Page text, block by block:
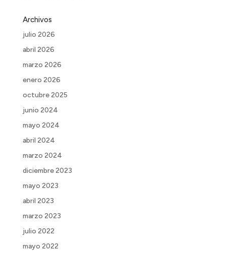
Archivos
julio 2026
abril 2026
marzo 2026
enero 2026
octubre 2025
junio 2024
mayo 2024
abril 2024
marzo 2024
diciembre 2023
mayo 2023
abril 2023
marzo 2023
julio 2022
mayo 2022